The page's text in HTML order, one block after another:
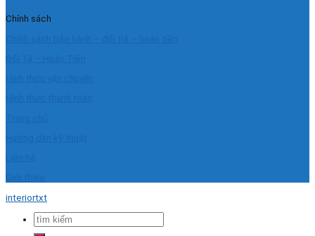
Chính sách
interiortxt
Tìm
kiếm: